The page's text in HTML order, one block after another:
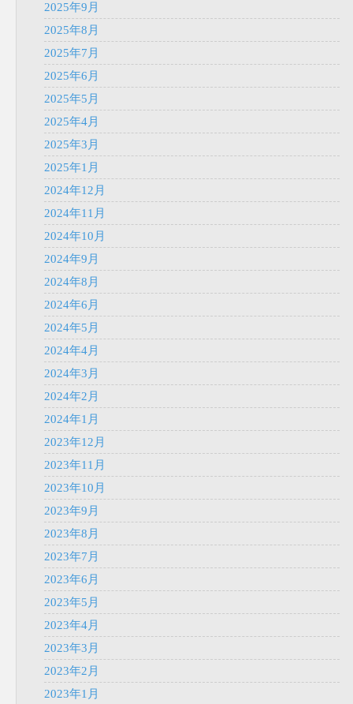
2025年9月
2025年8月
2025年7月
2025年6月
2025年5月
2025年4月
2025年3月
2025年1月
2024年12月
2024年11月
2024年10月
2024年9月
2024年8月
2024年6月
2024年5月
2024年4月
2024年3月
2024年2月
2024年1月
2023年12月
2023年11月
2023年10月
2023年9月
2023年8月
2023年7月
2023年6月
2023年5月
2023年4月
2023年3月
2023年2月
2023年1月